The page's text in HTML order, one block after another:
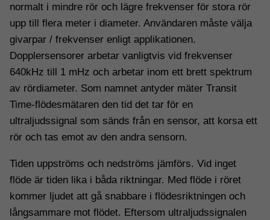
normalt i mindre rör och lägre frekvenser för stora rör
upp till flera meter i diameter. Användaren måste välja
givarpar / frekvenser enligt applikationen.
Dopplersensorer arbetar vanligtvis vid frekvenser
640kHz till 1 mHz och arbetar inom ett brett spektrum
av rördiameter. Som namnet antyder mäter Transit
Time-flödesmätaren den tid det tar för en
ultraljudssignal som sänds från en sensor, att korsa ett
rör och tas emot av den andra sensorn.
Tiden uppströms och nedströms jämförs. Vid inget
flöde är tiden lika i båda riktningar. Med flöde i röret
kommer ljudet att gå snabbare i flödesriktningen och
långsammare mot flödet. Eftersom ultraljudssignalen